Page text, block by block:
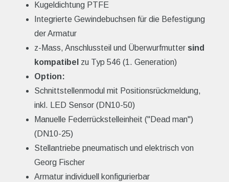
Kugeldichtung PTFE
Integrierte Gewindebuchsen für die Befestigung
der Armatur
z-Mass, Anschlussteil und Überwurfmutter sind
kompatibel zu Typ 546 (1. Generation)
Option:
Schnittstellenmodul mit Positionsrückmeldung,
inkl. LED Sensor (DN10-50)
Manuelle Federrückstelleinheit ("Dead man")
(DN10-25)
Stellantriebe pneumatisch und elektrisch von
Georg Fischer
Armatur individuell konfigurierbar